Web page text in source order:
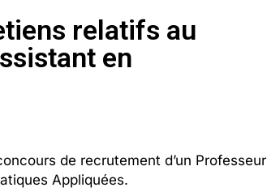
relatifs au
en
de recrutement d’un Professeur
Appliquées.